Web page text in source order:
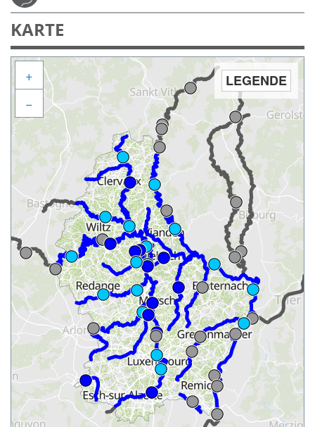
KARTE
LEGENDE
+
−